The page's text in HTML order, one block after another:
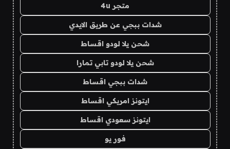
متجر 4u
شدات ببجي عن طريق الايدي
شحن يلا لودو اقساط
شحن يلا لودو تابي تمارا
شدات ببجي اقساط
ايتونز امريكي اقساط
ايتونز سعودي اقساط
فور يو